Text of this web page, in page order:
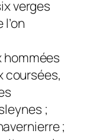
verges
hommées
coursées,
;
;